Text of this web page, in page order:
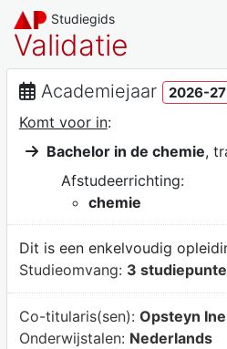
Studiegids
Validatie
Academiejaar 2026-27
Komt voor in:
Bachelor in de chemie,
Afstudeerrichting:
chemie
Dit is een enkelvoudig
Studieomvang: 3
Co-titularis(sen): Opsteyn Ine
Onderwijstalen: Nederlands